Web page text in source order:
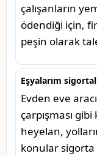
çalışanların
ödendiği için,
peşin olarak
Eşyalarım
Evden eve
çarpışması gibi
heyelan,
konular sigorta